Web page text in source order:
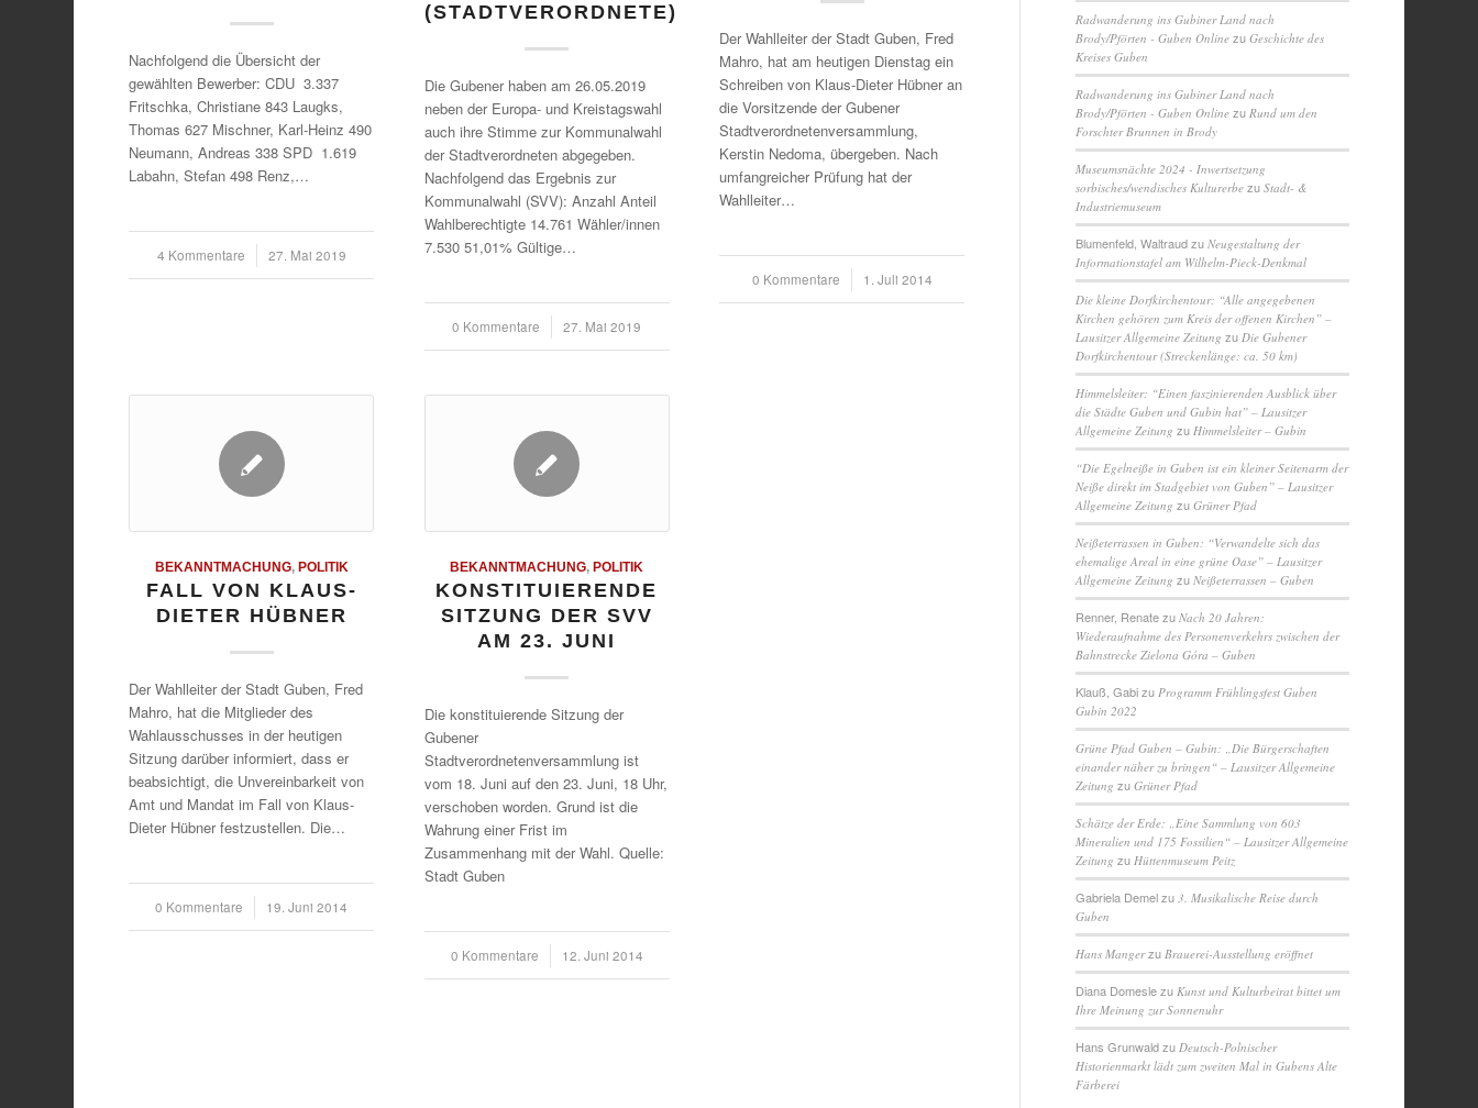
Nachfolgend die Übersicht der
gewählten Bewerber: CDU 3.337
Fritschka, Christiane 843 Laugks,
Thomas 627 Mischner, Karl-Heinz 490
Neumann, Andreas 338 SPD 1.619
Labahn, Stefan 498 Renz,…
4 Kommentare
/ 27. Mai 2019
(STADTVERORDNETE)
Die Gubener haben am 26.05.2019
neben der Europa- und Kreistagswahl
auch ihre Stimme zur Kommunalwahl
der Stadtverordneten abgegeben.
Nachfolgend das Ergebnis zur
Kommunalwahl (SVV): Anzahl Anteil
Wahlberechtigte 14.761 Wähler/innen
7.530 51,01% Gültige…
0 Kommentare
/ 27. Mai 2019
Der Wahlleiter der Stadt Guben, Fred
Mahro, hat am heutigen Dienstag ein
Schreiben von Klaus-Dieter Hübner an
die Vorsitzende der Gubener
Stadtverordnetenversammlung,
Kerstin Nedoma, übergeben. Nach
umfangreicher Prüfung hat der
Wahlleiter…
0 Kommentare
/ 1. Juli 2014
BEKANNTMACHUNG, POLITIK
FALL VON KLAUS-
DIETER HÜBNER
Der Wahlleiter der Stadt Guben, Fred
Mahro, hat die Mitglieder des
Wahlausschusses in der heutigen
Sitzung darüber informiert, dass er
beabsichtigt, die Unvereinbarkeit von
Amt und Mandat im Fall von Klaus-
Dieter Hübner festzustellen. Die…
0 Kommentare
/ 19. Juni 2014
BEKANNTMACHUNG,POLITIK
KONSTITUIERENDE
SITZUNG DER SVV
AM 23. JUNI
Die konstituierende Sitzung der
Gubener
Stadtverordnetenversammlung ist
vom 18. Juni auf den 23. Juni, 18 Uhr,
verschoben worden. Grund ist die
Wahrung einer Frist im
Zusammenhang mit der Wahl. Quelle:
Stadt Guben
0 Kommentare
/ 12. Juni 2014
Radwanderung ins Gubiner Land nach
Brody/Pförten - Guben Online zuGeschichte des
Kreises Guben
Radwanderung ins Gubiner Land nach
Brody/Pförten - Guben Online zu Rund um den
Forschter Brunnen in Brody
Museumsnächte 2024 - Inwertsetzung
sorbisches/wendisches Kulturerbe zuStadt- &
Industriemuseum
Blumenfeld, WaltraudzuNeugestaltung der
Informationstafel am Wilhelm-Pieck-Denkmal
Die kleine Dorfkirchentour: “Alle angegebenen
Kirchen gehören zum Kreis der offenen Kirchen” –
Lausitzer Allgemeine Zeitung zu Die Gubener
Dorfkirchentour (Streckenlänge: ca. 50 km)
Himmelsleiter: “Einen faszinierenden Ausblick über
die Städte Guben und Gubin hat” – Lausitzer
Allgemeine Zeitung zu Himmelsleiter – Gubin
“Die Egelneiße in Guben ist ein kleiner Seitenarm der
Neiße direkt im Stadgebiet von Guben” – Lausitzer
Allgemeine Zeitung zuGrüner Pfad
Neißeterrassen in Guben: “Verwandelte sich das
ehemalige Areal in eine grüne Oase” – Lausitzer
Allgemeine Zeitung zuNeißeterrassen – Guben
Renner, RenatezuNach 20 Jahren:
Wiederaufnahme des Personenverkehrs zwischen der
Bahnstrecke Zielona Góra – Guben
Klauß, Gabizu Programm Frühlingsfest Guben
Gubin 2022
Grüne Pfad Guben – Gubin: „Die Bürgerschaften
einander näher zu bringen“ – Lausitzer Allgemeine
Zeitung zuGrüner Pfad
Schätze der Erde: „Eine Sammlung von 603
Mineralien und 175 Fossilien“ – Lausitzer Allgemeine
Zeitung zu Hüttenmuseum Peitz
Gabriela Demelzu 3. Musikalische Reise durch
Guben
Hans Mangerzu Brauerei-Ausstellung eröffnet
Diana Domeslezu Kunst und Kulturbeirat bittet um
Ihre Meinung zur Sonnenuhr
Hans Grunwaldzu Deutsch-Polnischer
Historienmarkt lädt zum zweiten Mal in Gubens Alte
Färberei